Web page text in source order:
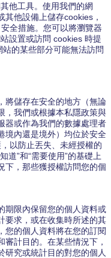
他工具。使用我們的網
他設備上儲存cookies，
全措施。您可以將瀏覽器
設置或訪問 cookies 時提
的某些部分可能無法訪問
將儲存在安全的地方（無論
，我們或根據本私隱政策與
器或作為我們的數據處理者
境內還是境外）均位於安全
以防止丟失、未經授權的
道”和“需要使用”的基礎上
下，那些獲授權訪問您的個
期限內保留您的個人資料或
要求，或在收集時所述的其
您的個人資料將在您的訂閱
計目的。在某些情況下，
研究或統計目的對您的個人